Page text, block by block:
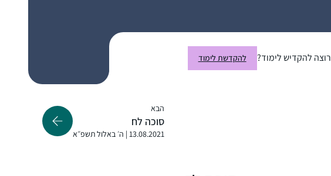
רוצה להקדיש לימוד? להקדשת לימוד
הבא
סוכה לח
13.08.2021 | ה׳ באלול תשפ״א
.משתדלת ללמוד כל בוקר ומתחילה את היום
בתחושה של מלאות ומתוך התכווננות נכונה
יותר.
הלימוד של הדף היומי ממלא אותי בתחושה של